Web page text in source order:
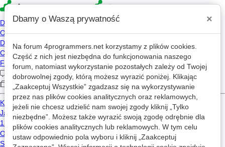
4p » Forum » Kariera » Opinie o pracodawcach
Clurgo - opinie, rozmowa
F5
frsh543 OP 2025-11-04 18:35
pracuje ktos/był ktoś ostatnio na rozmowie na Java
Dbamy o Waszą prywatność ×
Na forum 4programmers.net korzystamy z plików cookies.
Część z nich jest niezbędna do funkcjonowania naszego
forum, natomiast wykorzystanie pozostałych zależy od Twojej
dobrowolnej zgody, którą możesz wyrazić poniżej. Klikając
„Zaakceptuj Wszystkie” zgadzasz się na wykorzystywanie
przez nas plików cookies analitycznych oraz reklamowych,
jeżeli nie chcesz udzielić nam swojej zgody kliknij „Tylko
niezbędne”. Możesz także wyrazić swoją zgodę odrębnie dla
plików cookies analitycznych lub reklamowych. W tym celu
ustaw odpowiednio pola wyboru i kliknij „Zaakceptuj